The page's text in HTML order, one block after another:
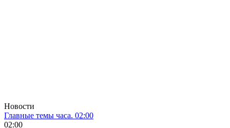
Новости
Главные темы часа. 02:00
02:00